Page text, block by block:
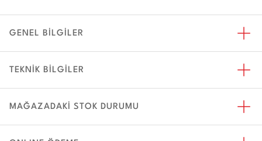
GENEL BİLGİLER
TEKNİK BİLGİLER
MAĞAZADAKİ STOK DURUMU